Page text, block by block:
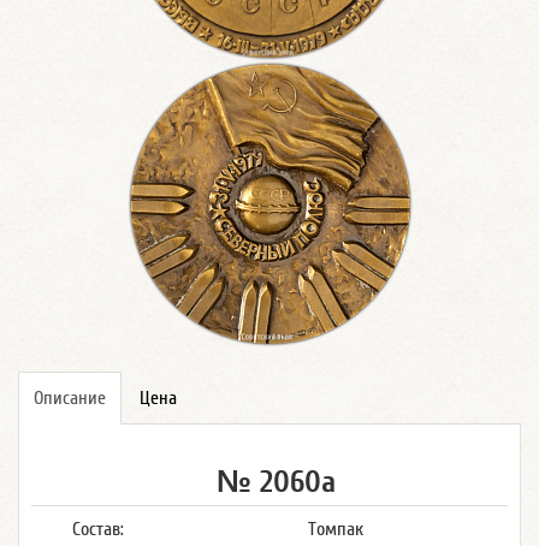
Описание Цена
№ 2060а
Состав: Томпак